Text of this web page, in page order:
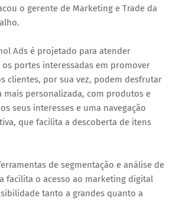
o gerente de Marketing e Trade da
Ads é projetado para atender
portes interessadas em promover
clientes, por sua vez, podem desfrutar
mais personalizada, com produtos e
seus interesses e uma navegação
que facilita a descoberta de itens
de segmentação e análise de
facilita o acesso ao marketing digital
tanto a grandes quanto a